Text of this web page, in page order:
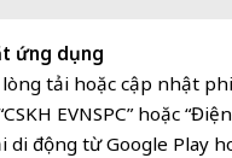
ứng dụng
lòng tải hoặc cập nhật
EVNSPC” hoặc
động từ Google Play